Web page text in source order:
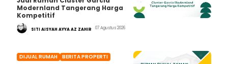
Modernland Tangerang Harga
Kompetitif
SITI AISYAH AYYA AZ ZAHIR 07 Agustus 2026
DIJUAL RUMAH BERITA PROPERTI